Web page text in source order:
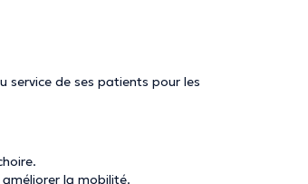
service de ses patients pour les
la mobilité.